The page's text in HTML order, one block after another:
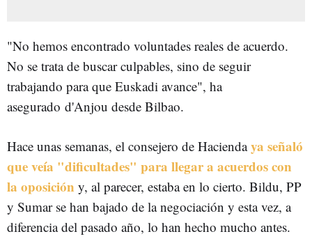
"No hemos encontrado voluntades reales de acuerdo.
No se trata de buscar culpables, sino de seguir
trabajando para que Euskadi avance", ha
asegurado d'Anjou desde Bilbao.
Hace unas semanas, el consejero de Haciendaya señaló
que veía "dificultades" para llegar a acuerdos con
la oposición y, al parecer, estaba en lo cierto. Bildu, PP
y Sumar se han bajado de la negociación y esta vez, a
diferencia del pasado año, lo han hecho mucho antes.